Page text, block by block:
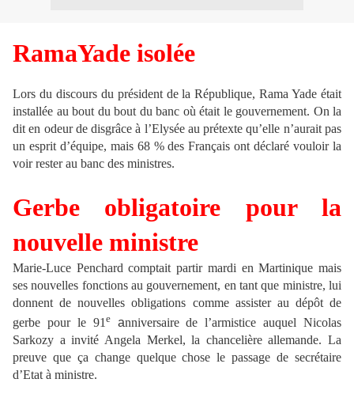
RamaYade isolée
Lors du discours du président de la République, Rama Yade était
installée au bout du bout du banc où était le gouvernement. On la
dit en odeur de disgrâce à l’Elysée au prétexte qu’elle n’aurait pas
un esprit d’équipe, mais 68 % des Français ont déclaré vouloir la
voir rester au banc des ministres.
Gerbe obligatoire pour la
nouvelle ministre
Marie-Luce Penchard comptait partir mardi en Martinique mais
ses nouvelles fonctions au gouvernement, en tant que ministre, lui
donnent de nouvelles obligations comme assister au dépôt de
gerbe pour le 91 e anniversaire de l’armistice auquel Nicolas
Sarkozy a invité Angela Merkel, la chancelière allemande. La
preuve que ça change quelque chose le passage de secrétaire
d’Etat à ministre.